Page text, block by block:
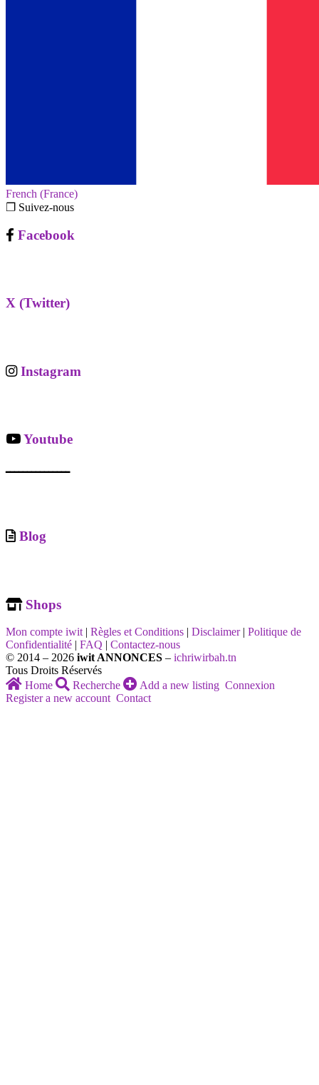
French (France)‎
❐ Suivez-nous
Facebook
X (Twitter)
Instagram
Youtube
ـــــــــــــــ
Blog
Shops
Mon compte iwit | Règles et Conditions | Disclaimer | Politique de
Confidentialité | FAQ | Contactez-nous
© 2014 – 2026 iwit ANNONCES – ichriwirbah.tn
Tous Droits Réservés
Home
Recherche Add a new listing Connexion
Register a new account Contact